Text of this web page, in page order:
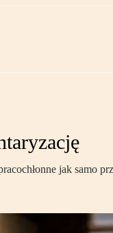
jak samo